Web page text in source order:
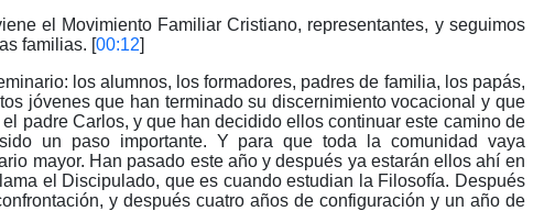
el Movimiento Familiar Cristiano, representantes, y seguimos
familias. [00:12]
los alumnos, los formadores, padres de familia, los papás,
jóvenes que han terminado su discernimiento vocacional y que
padre Carlos, y que han decidido ellos continuar este camino de
un paso importante. Y para que toda la comunidad vaya
mayor. Han pasado este año y después ya estarán ellos ahí en
el Discipulado, que es cuando estudian la Filosofía. Después
y después cuatro años de configuración y un año de